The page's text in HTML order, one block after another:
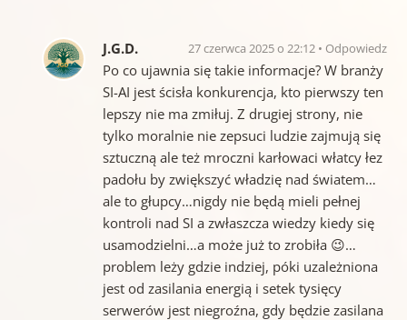
J.G.D. 27 czerwca 2025 o 22:12 Odpowiedz
Po co ujawnia się takie informacje? W branży
SI-AI jest ścisła konkurencja, kto pierwszy ten
lepszy nie ma zmiłuj. Z drugiej strony, nie
tylko moralnie nie zepsuci ludzie zajmują się
sztuczną ale też mroczni karłowaci włatcy łez
padołu by zwiększyć władzię nad światem…
ale to głupcy…nigdy nie będą mieli pełnej
kontroli nad SI a zwłaszcza wiedzy kiedy się
usamodzielni…a może już to zrobiła 😉…
problem leży gdzie indziej, póki uzależniona
jest od zasilania energią i setek tysięcy
serwerów jest niegroźna, gdy będzie zasilana